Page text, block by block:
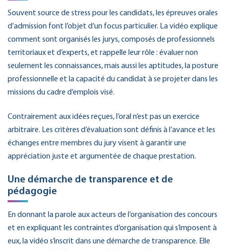
Souvent source de stress pour les candidats, les épreuves orales
d’admission font l’objet d’un focus particulier. La vidéo explique
comment sont organisés les jurys, composés de professionnels
territoriaux et d’experts, et rappelle leur rôle : évaluer non
seulement les connaissances, mais aussi les aptitudes, la posture
professionnelle et la capacité du candidat à se projeter dans les
missions du cadre d’emplois visé.
Contrairement aux idées reçues, l’oral n’est pas un exercice
arbitraire. Les critères d’évaluation sont définis à l’avance et les
échanges entre membres du jury visent à garantir une
appréciation juste et argumentée de chaque prestation.
Une démarche de transparence et de
pédagogie
En donnant la parole aux acteurs de l’organisation des concours
et en expliquant les contraintes d’organisation qui s’imposent à
eux, la vidéo s’inscrit dans une démarche de transparence. Elle